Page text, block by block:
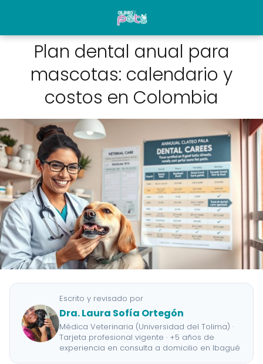
Plan dental anual para
mascotas: calendario y
costos en Colombia
Escrito y revisado por
Dra. Laura Sofía Ortegón
Médica Veterinaria (Universidad del Tolima) ·
Tarjeta profesional vigente · +5 años de
experiencia en consulta a domicilio en Ibagué